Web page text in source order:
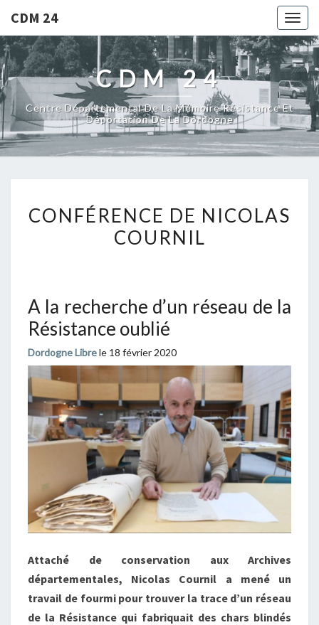
CDM 24
CDM 24
Centre Départemental De La Mémoire Résistance Et
Déportation De La Dordogne
DE
NICOLAS
CONFÉRENCE DE NICOLAS
COURNIL
A la recherche d’un réseau de la
Résistance oublié
Dordogne Librele 18 février 2020
Attaché de conservation aux Archives
départementales, Nicolas Cournil a mené un
travail de fourmi pour trouver la trace d’un réseau
de la Résistance qui fabriquait des chars blindés